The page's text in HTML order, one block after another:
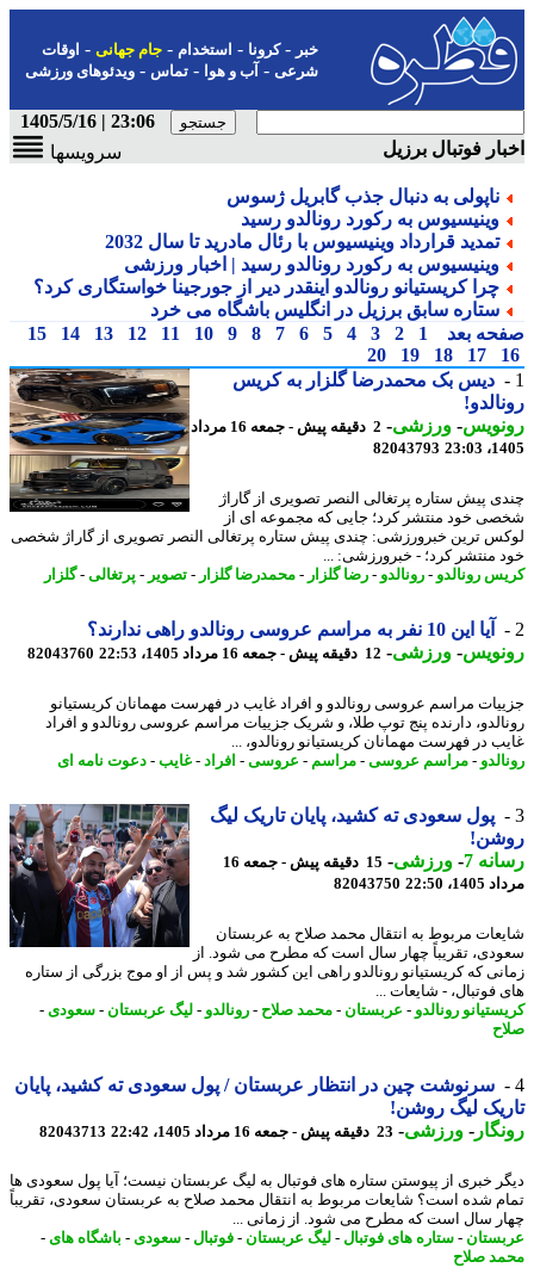
-کرونا-استخدام- جام جهانی-اوقات
شرعی-آب و هوا-تماس-ویدئوهای ورزشی
23:06 | 1405/5/16
فوتبال برزیل
سرویسها
ناپولی به دنبال جذب گابریل ژسوس
وینیسیوس به رکورد رونالدو رسید
تمدید قرارداد وینیسیوس با رئال مادرید تا سال 2032
وینیسیوس به رکورد رونالدو رسید | اخبار ورزشی
چرا کریستیانو رونالدو اینقدر دیر از جورجینا خواستگاری کرد؟
ستاره سابق برزیل در انگلیس باشگاه می خرد
بعد
1
2
3
4
5
6
7
8
9
10
11
12
13
14
15
17
18
19
20
دیس بک محمدرضا گلزار به کریس
-ورزشی-
2 دقیقه پیش - جمعه 16 مرداد
82043793
پیش ستاره پرتغالی النصر تصویری از گاراژ
خود منتشر کرد؛ جایی که مجموعه ای از
ترین خبرورزشی: چندی پیش ستاره پرتغالی النصر تصویری از گاراژ شخصی
منتشر کرد؛ - خبرورزشی: ...
رونالدو-رونالدو-رضا گلزار- محمدرضا گلزار- تصویر-پرتغالی-گلزار
آیا این 10 نفر به مراسم عروسی رونالدو راهی ندارند؟
-ورزشی-12 دقیقه پیش - جمعه 16 مرداد 1405، 22:53 82043760
مراسم عروسی رونالدو و افراد غایب در فهرست مهمانان کریستیانو
دارنده پنج توپ طلا، و شریک جزییات مراسم عروسی رونالدو و افراد
در فهرست مهمانان کریستیانو رونالدو، ...
-مراسم عروسی-مراسم -عروسی-افراد - غایب-دعوت نامه ای
پول سعودی ته کشید، پایان تاریک لیگ
7
-ورزشی-
15 دقیقه پیش - جمعه 16
22:50
82043750
مربوط به انتقال محمد صلاح به عربستان
تقریباً چهار سال است که مطرح می شود. از
که کریستیانو رونالدو راهی این کشور شد و پس از او موج بزرگی از ستاره
فوتبال، - شایعات ...
رونالدو-عربستان-محمد صلاح-رونالدو-لیگ عربستان-سعودی-
سرنوشت چین در انتظار عربستان / پول سعودی ته کشید، پایان
لیگ روشن!
-ورزشی-23 دقیقه پیش - جمعه 16 مرداد 1405، 22:42 82043713
خبری از پیوستن ستاره های فوتبال به لیگ عربستان نیست؛ آیا پول سعودی ها
شده است؟ شایعات مربوط به انتقال محمد صلاح به عربستان سعودی، تقریباً
سال است که مطرح می شود. از زمانی ...
-ستاره های فوتبال-لیگ عربستان-فوتبال-سعودی-باشگاه های -
صلاح